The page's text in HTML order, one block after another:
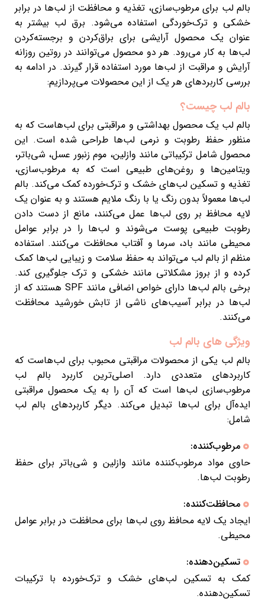
بالم لب برای مرطوب‌سازی، تغذیه و محافظت از لب‌ها در برابر
خشکی و ترک‌خوردگی استفاده می‌شود. برق لب بیشتر به
عنوان یک محصول آرایشی برای براق‌کردن و برجسته‌کردن
لب‌ها به کار می‌رود. هر دو محصول می‌توانند در روتین روزانه
آرایش و مراقبت از لب‌ها مورد استفاده قرار گیرند. در ادامه به
بررسی کاربردهای هر یک از این محصولات می‌پردازیم:
بالم لب چیست؟
بالم لب یک محصول بهداشتی و مراقبتی برای لب‌هاست که به
منظور حفظ رطوبت و نرمی لب‌ها طراحی شده است. این
محصول شامل ترکیباتی مانند وازلین، موم زنبور عسل، شی‌باتر،
ویتامین‌ها و روغن‌های طبیعی است که به مرطوب‌سازی،
تغذیه و تسکین لب‌های خشک و ترک‌خورده کمک می‌کند. بالم
لب‌ها معمولاً بدون رنگ یا با رنگ ملایم هستند و به عنوان یک
لایه محافظ بر روی لب‌ها عمل می‌کنند، مانع از دست دادن
رطوبت طبیعی پوست می‌شوند و لب‌ها را در برابر عوامل
محیطی مانند باد، سرما و آفتاب محافظت می‌کنند. استفاده
منظم از بالم لب می‌تواند به حفظ سلامت و زیبایی لب‌ها کمک
کرده و از بروز مشکلاتی مانند خشکی و ترک جلوگیری کند.
برخی بالم لب‌ها دارای خواص اضافی مانند SPF هستند که از
لب‌ها در برابر آسیب‌های ناشی از تابش خورشید محافظت
می‌کنند.
ویژگی های بالم لب
بالم لب یکی از محصولات مراقبتی محبوب برای لب‌هاست که
کاربردهای متعددی دارد. اصلی‌ترین کاربرد بالم لب
مرطوب‌سازی لب‌ها است که آن را به یک محصول مراقبتی
ایده‌آل برای لب‌ها تبدیل می‌کند. دیگر کاربردهای بالم لب
شامل:
مرطوب‌کننده:
حاوی مواد مرطوب‌کننده مانند وازلین و شی‌باتر برای حفظ
رطوبت لب‌ها.
محافظت‌کننده:
ایجاد یک لایه محافظ روی لب‌ها برای محافظت در برابر عوامل
محیطی.
تسکین‌دهنده:
کمک به تسکین لب‌های خشک و ترک‌خورده با ترکیبات
تسکین‌دهنده.